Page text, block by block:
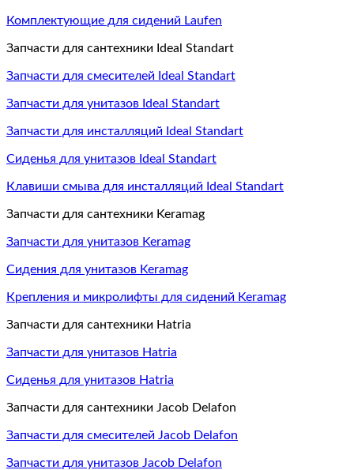
Комплектующие для сидений Laufen
Запчасти для сантехники Ideal Standart
Запчасти для смесителей Ideal Standart
Запчасти для унитазов Ideal Standart
Запчасти для инсталляций Ideal Standart
Сиденья для унитазов Ideal Standart
Клавиши смыва для инсталляций Ideal Standart
Запчасти для сантехники Keramag
Запчасти для унитазов Keramag
Сидения для унитазов Keramag
Крепления и микролифты для сидений Keramag
Запчасти для сантехники Hatria
Запчасти для унитазов Hatria
Сиденья для унитазов Hatria
Запчасти для сантехники Jacob Delafon
Запчасти для смесителей Jacob Delafon
Запчасти для унитазов Jacob Delafon